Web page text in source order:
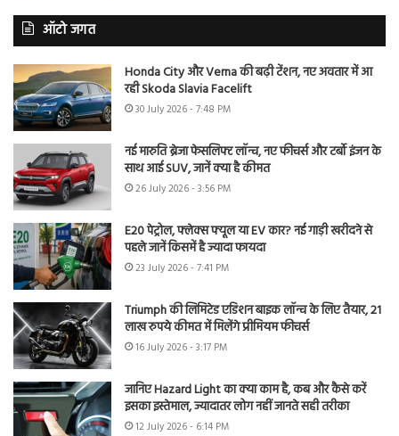
ऑटो जगत
Honda City और Verna की बढ़ी टेंशन, नए अवतार में आ
रही Skoda Slavia Facelift
30 July 2026 - 7:48 PM
नई मारुति ब्रेजा फेसलिफ्ट लॉन्च, नए फीचर्स और टर्बो इंजन के
साथ आई SUV, जानें क्या है कीमत
26 July 2026 - 3:56 PM
E20 पेट्रोल, फ्लेक्स फ्यूल या EV कार? नई गाड़ी खरीदने से
पहले जानें किसमें है ज्यादा फायदा
23 July 2026 - 7:41 PM
Triumph की लिमिटेड एडिशन बाइक लॉन्च के लिए तैयार, 21
लाख रुपये कीमत में मिलेंगे प्रीमियम फीचर्स
16 July 2026 - 3:17 PM
जानिए Hazard Light का क्या काम है, कब और कैसे करें
इसका इस्तेमाल, ज्यादातर लोग नहीं जानते सही तरीका
12 July 2026 - 6:14 PM